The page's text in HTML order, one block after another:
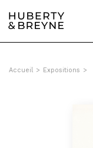
Accueil > Expositions >